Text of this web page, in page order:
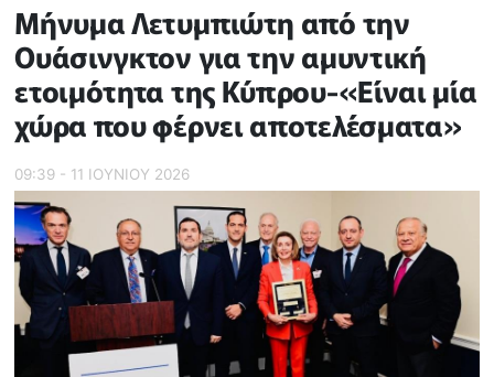
Μήνυμα Λετυμπιώτη από την
Ουάσινγκτον για την αμυντική
ετοιμότητα της Κύπρου-«Είναι μία
χώρα που φέρνει αποτελέσματα»
09:39 - 11 ΙΟΥΝΙΟΥ 2026